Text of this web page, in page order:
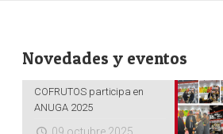
Novedades y eventos
COFRUTOS participa en
ANUGA 2025